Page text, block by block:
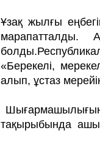
Ұзақ жылғы
марапатталды.
«Берекелі,
алып, ұс­таз
тақырыбында